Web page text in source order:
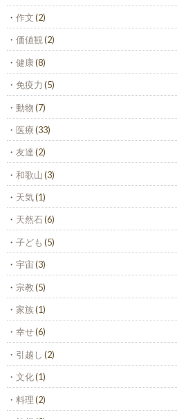
作文(2)
価値観(2)
健康(8)
免疫力 (5)
動物(7)
医療(33)
友達(2)
和歌山(3)
天気(1)
天然石(6)
子ども (5)
宇宙(3)
宗教(5)
家族(1)
幸せ(6)
引越し (2)
文化(1)
料理(2)